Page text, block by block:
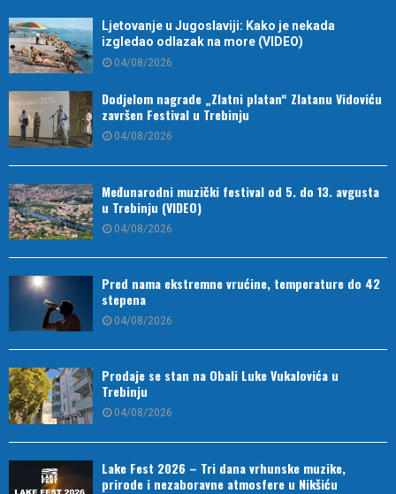
Ljetovanje u Jugoslaviji: Kako je nekada
izgledao odlazak na more (VIDEO)
04/08/2026
Dodjelom nagrade „Zlatni platan“ Zlatanu Vidoviću
završen Festival u Trebinju
04/08/2026
Međunarodni muzički festival od 5. do 13. avgusta
u Trebinju (VIDEO)
04/08/2026
Pred nama ekstremne vrućine, temperature do 42
stepena
04/08/2026
Prodaje se stan na Obali Luke Vukalovića u
Trebinju
04/08/2026
Lake Fest 2026 – Tri dana vrhunske muzike,
prirode i nezaboravne atmosfere u Nikšiću